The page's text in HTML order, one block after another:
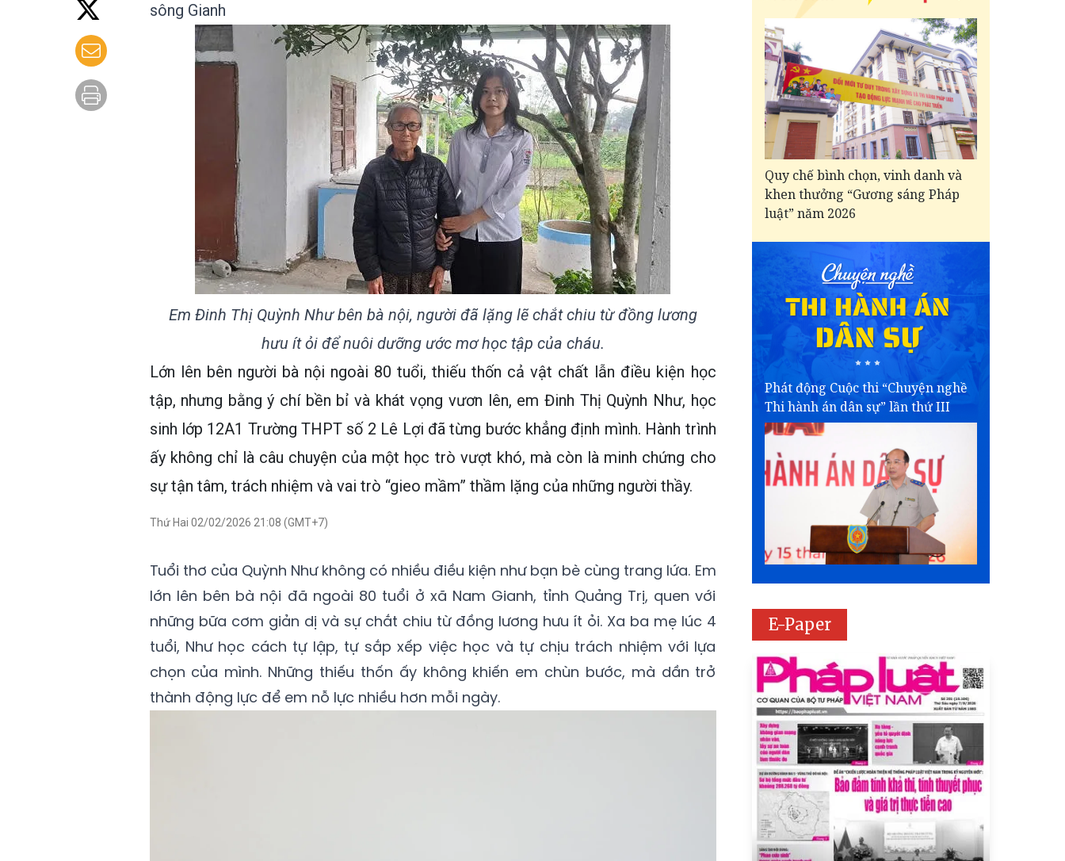
sông Gianh
Em Đinh Thị Quỳnh Như bên bà nội, người đã lặng lẽ chắt chiu từ đồng lương
hưu ít ỏi để nuôi dưỡng ước mơ học tập của cháu.
Lớn lên bên người bà nội ngoài 80 tuổi, thiếu thốn cả vật chất lẫn điều kiện học
tập, nhưng bằng ý chí bền bỉ và khát vọng vươn lên, em Đinh Thị Quỳnh Như, học
sinh lớp 12A1 Trường THPT số 2 Lê Lợi đã từng bước khẳng định mình. Hành trình
ấy không chỉ là câu chuyện của một học trò vượt khó, mà còn là minh chứng cho
sự tận tâm, trách nhiệm và vai trò “gieo mầm” thầm lặng của những người thầy.
Thứ Hai 02/02/2026 21:08 (GMT+7)
Tuổi thơ của Quỳnh Như không có nhiều điều kiện như bạn bè cùng trang lứa. Em
lớn lên bên bà nội đã ngoài 80 tuổi ở xã Nam Gianh, tỉnh Quảng Trị, quen với
những bữa cơm giản dị và sự chắt chiu từ đồng lương hưu ít ỏi. Xa ba mẹ lúc 4
tuổi, Như học cách tự lập, tự sắp xếp việc học và tự chịu trách nhiệm với lựa
chọn của mình. Những thiếu thốn ấy không khiến em chùn bước, mà dần trở
thành động lực để em nỗ lực nhiều hơn mỗi ngày.
Quy chế bình chọn, vinh danh và
khen thưởng “Gương sáng Pháp
luật” năm 2026
Phát động Cuộc thi “Chuyện nghề
Thi hành án dân sự” lần thứ III
E-Paper